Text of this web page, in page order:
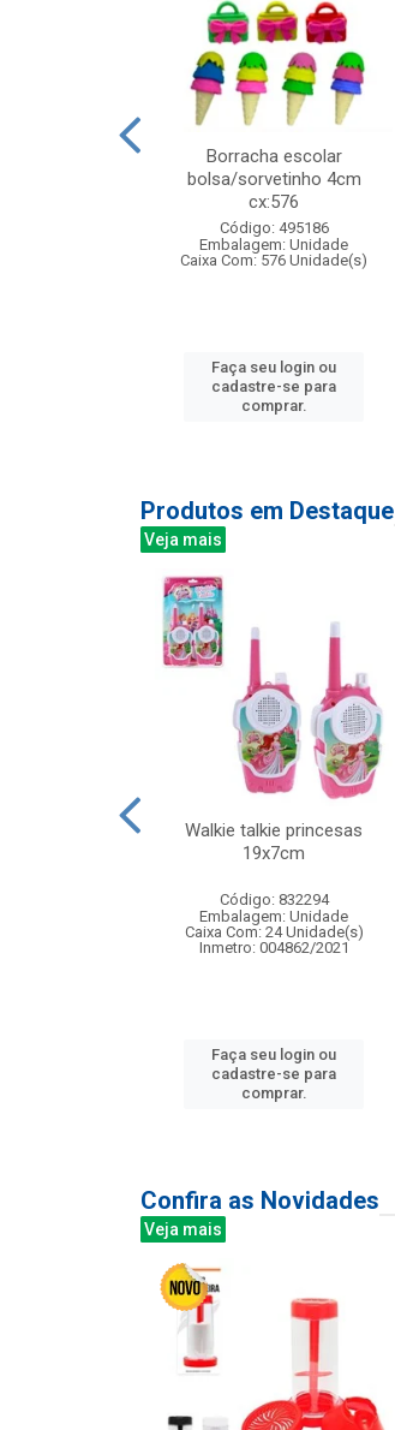
Borracha escolar
bolsa/sorvetinho 4cm
cx:576
Código: 495186
Embalagem: Unidade
Caixa Com: 576 Unidade(s)
Faça seu login ou
cadastre-se para
comprar.
Produtos em Destaque
Veja mais
Walkie talkie princesas
19x7cm
Código: 832294
Embalagem: Unidade
Caixa Com: 24 Unidade(s)
Inmetro: 004862/2021
Faça seu login ou
cadastre-se para
comprar.
Confira as Novidades
Veja mais